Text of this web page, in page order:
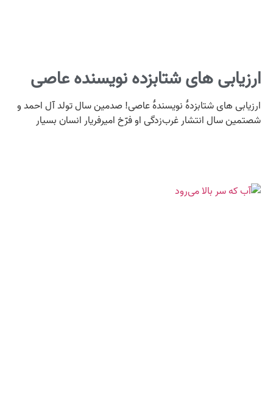
ارزیابی‌ های شتابزده نویسنده عاصی
ارزیابی‌ های شتابزدۀ نویسندۀ عاصی! صدمین سال تولد آل احمد و
شصتمین سال انتشار غرب‌زدگی او فرّخ امیرفریار انسان بسیار